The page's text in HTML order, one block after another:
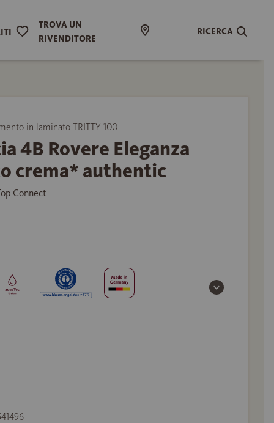
TROVA UN
RIVENDITORE
RICERCA
in laminato TRITTY 100
4B Rovere Eleganza
crema* authentic
Connect